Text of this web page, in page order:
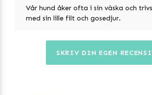
Mått: 29 x 31 x 49 cm
Vår hund åker ofta i sin väska och
med sin lille filt och gosedjur.
SKRIV DIN EGEN